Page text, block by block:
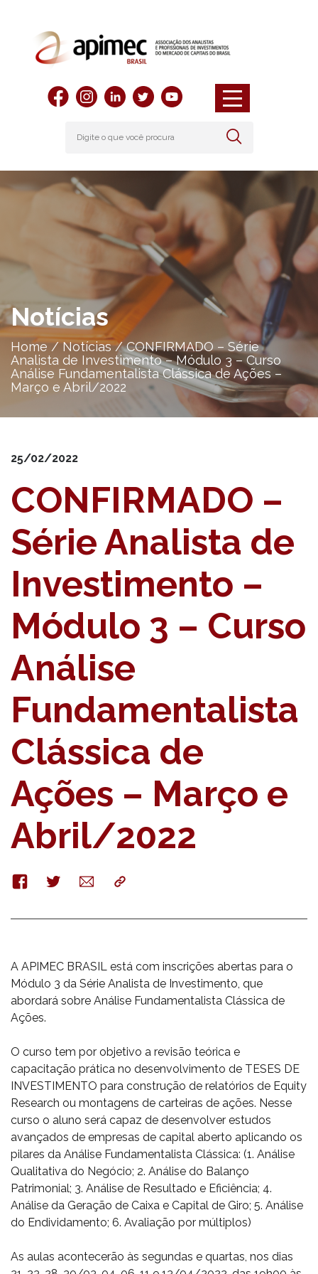
Notícias
Home/Notícias/CONFIRMADO – Série
Analista de Investimento – Módulo 3 – Curso
Análise Fundamentalista Clássica de Ações –
Março e Abril/2022
25/02/2022
CONFIRMADO –
Série Analista de
Investimento –
Módulo 3 – Curso
Análise
Fundamentalista
Clássica de
Ações – Março e
Abril/2022
FacebookTwitterE-
mail
Copy
A APIMEC BRASIL está com inscrições abertas para o
Módulo 3 da Série Analista de Investimento, que
abordará sobre Análise Fundamentalista Clássica de
Ações.
O curso tem por objetivo a revisão teórica e
capacitação prática no desenvolvimento de TESES DE
INVESTIMENTO para construção de relatórios de Equity
Research ou montagens de carteiras de ações. Nesse
curso o aluno será capaz de desenvolver estudos
avançados de empresas de capital aberto aplicando os
pilares da Análise Fundamentalista Clássica: (1. Análise
Qualitativa do Negócio; 2. Análise do Balanço
Patrimonial; 3. Análise de Resultado e Eficiência; 4.
Análise da Geração de Caixa e Capital de Giro; 5. Análise
do Endividamento; 6. Avaliação por múltiplos)
As aulas acontecerão às segundas e quartas, nos dias